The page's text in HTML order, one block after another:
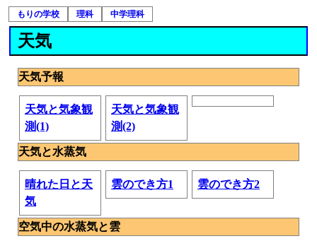
もりの学校 理科 中学理科
天気
天気予報
天気と気象観
測(1)
天気と気象観
測(2)
天気と水蒸気
晴れた日と天
気
雲のでき方1 雲のでき方2
空気中の水蒸気と雲